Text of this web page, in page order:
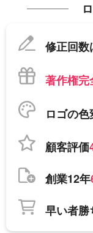
修正回数
著作権完
ロゴの色
顧客評価
創業12年
早い者勝